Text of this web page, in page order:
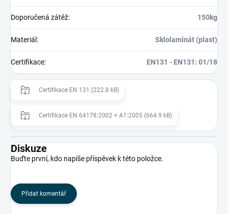
Doporučená zátěž: 150kg
Materiál : Sklolaminát (plast)
Certifikace: EN131 - EN131: 01/18
Certifikace EN 131 (222.8 kB)
Certifikace EN 64178:2002 + A1:2005 (664.9 kB)
Diskuze
Buďte první, kdo napíše příspěvek k této položce.
Přidat komentář